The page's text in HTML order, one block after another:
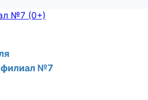
№7 (0+)
филиал №7